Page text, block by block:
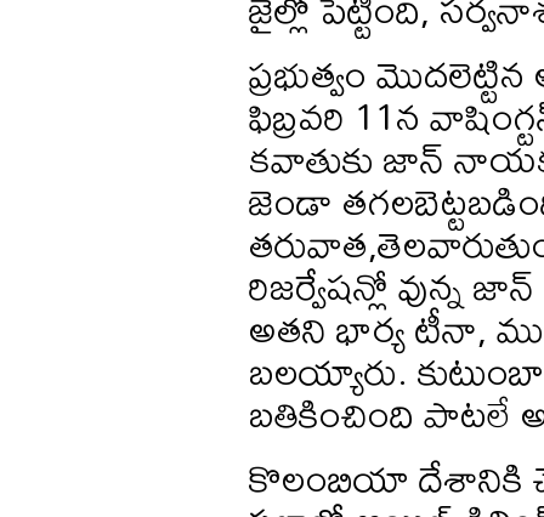
ప్రభుత్వం
ఫిబ్రవరి 11న
కవాతుకు జాన్
జెండా
రిజర్వేషన్లో వున్న
అతని భార్య టీనా,
బలయ్యారు.
బతికించింది పాటలే
కొలంబియా దేశానికి